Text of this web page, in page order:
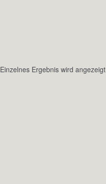
Einzelnes Ergebnis wird angezeigt